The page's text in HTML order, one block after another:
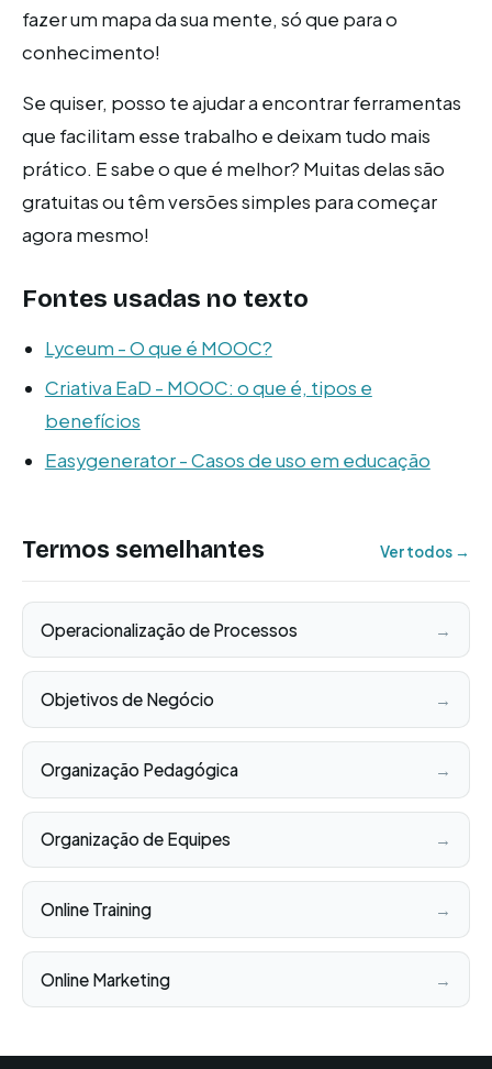
fazer um mapa da sua mente, só que para o
conhecimento!
Se quiser, posso te ajudar a encontrar ferramentas
que facilitam esse trabalho e deixam tudo mais
prático. E sabe o que é melhor? Muitas delas são
gratuitas ou têm versões simples para começar
agora mesmo!
Fontes usadas no texto
Lyceum - O que é MOOC?
Criativa EaD - MOOC: o que é, tipos e
benefícios
Easygenerator - Casos de uso em educação
Termos semelhantes Ver todos →
Operacionalização de Processos →
Objetivos de Negócio →
Organização Pedagógica →
Organização de Equipes →
Online Training →
Online Marketing →